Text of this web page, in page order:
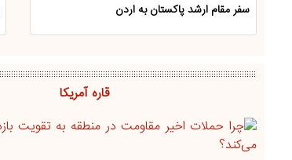
سفر مقام ارشد پاکستان به اردن
قاره آمریکا